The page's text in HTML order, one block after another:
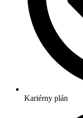
Kariérny plán